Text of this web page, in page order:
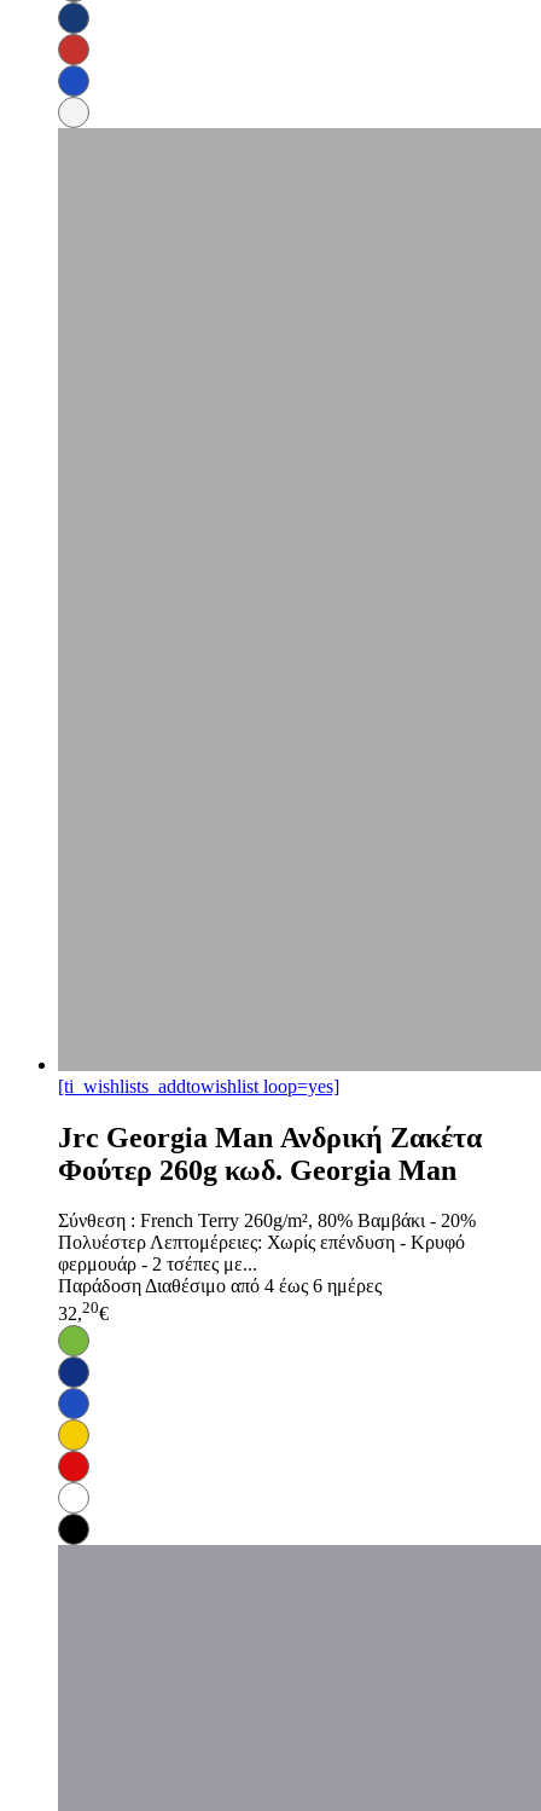
[ti_wishlists_addtowishlist loop=yes]
Jrc Georgia Man Ανδρική Ζακέτα
Φούτερ 260g κωδ. Georgia Man
Σύνθεση : French Terry 260g/m², 80% Βαμβάκι - 20%
Πολυέστερ Λεπτομέρειες: Χωρίς επένδυση - Κρυφό
φερμουάρ - 2 τσέπες με...
ΠαράδοσηΔιαθέσιμο από 4 έως 6 ημέρες
32,20€